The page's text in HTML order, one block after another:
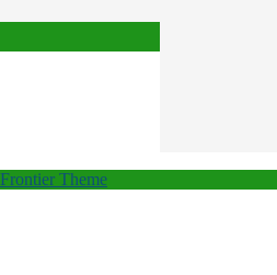
Frontier Theme